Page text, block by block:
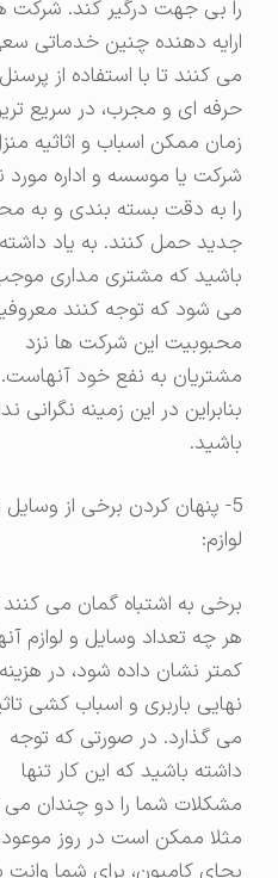
را بی جهت درگیر کند. شرکت های
ارایه دهنده چنین خدماتی سعی
می کنند تا با استفاده از پرسنل
حرفه ای و مجرب، در سریع ترین
زمان ممکن اسباب و اثاثیه منزل،
شرکت یا موسسه و اداره مورد نظر
را به دقت بسته بندی و به محل
جدید حمل کنند. به یاد داشته
باشید که مشتری مداری موجب
می شود که توجه کنند معروفیت و
محبوبیت این شرکت ها نزد
مشتریان به نفع خود آنهاست.
بنابراین در این زمینه نگرانی نداشته
باشید.
5- پنهان کردن برخی از وسایل و
لوازم:
برخی به اشتباه گمان می کنند که
هر چه تعداد وسایل و لوازم آنها
کمتر نشان داده شود، در هزینه
نهایی باربری و اسباب کشی تاثیر
می گذارد. در صورتی که توجه
داشته باشید که این کار تنها
مشکلات شما را دو چندان می کند.
مثلا ممکن است در روز موعود،
بجای کامیون، برای شما وانت بار